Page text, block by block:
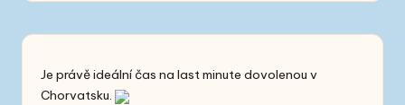
Je právě ideální čas na last minute dovolenou v
Chorvatsku.